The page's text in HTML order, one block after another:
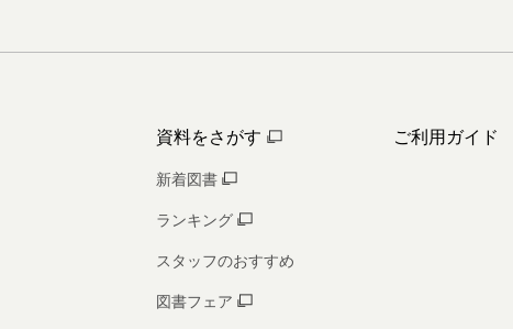
資料をさがす
新着図書
ランキング
スタッフのおすすめ
図書フェア
ご利用ガイド